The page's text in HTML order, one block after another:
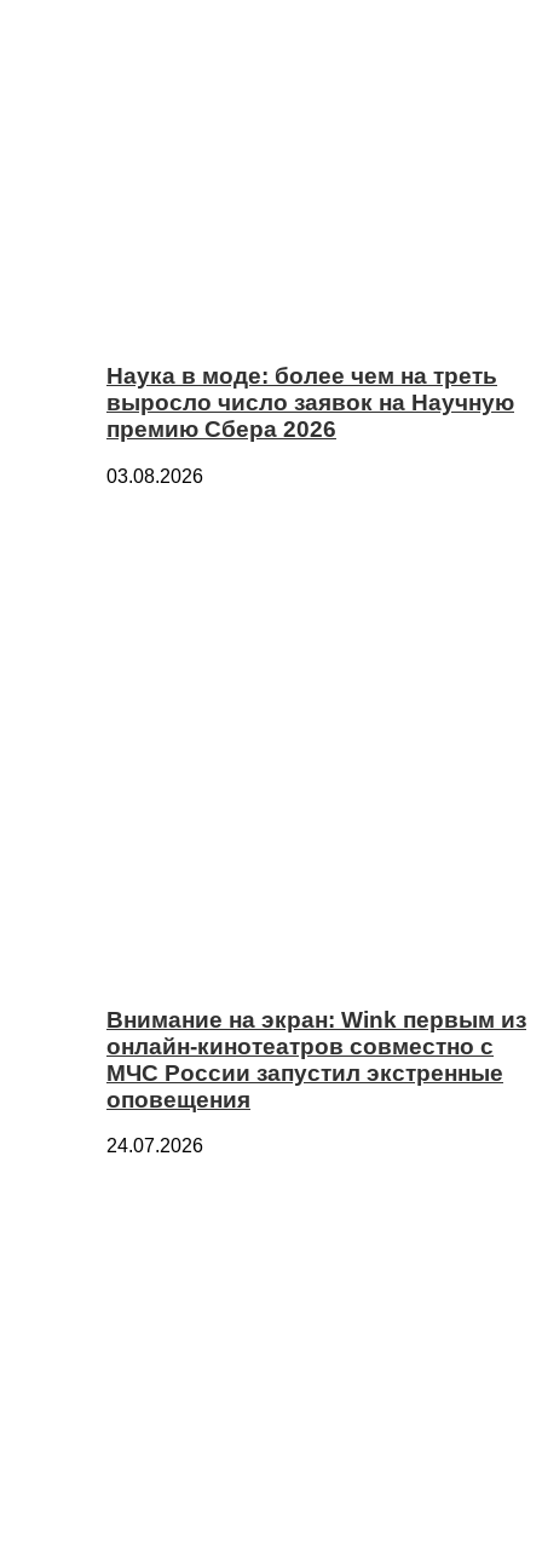
Наука в моде: более чем на треть
выросло число заявок на Научную
премию Сбера 2026
03.08.2026
Внимание на экран: Wink первым из
онлайн-кинотеатров совместно с
МЧС России запустил экстренные
оповещения
24.07.2026